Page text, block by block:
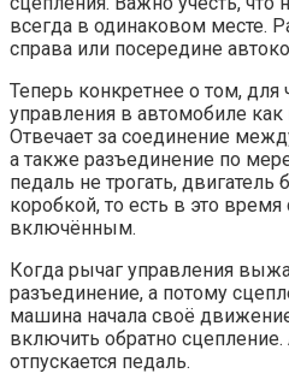
всегда в одинаковом месте.
справа или посередине
Теперь конкретнее о том, для
управления в автомобиле как
Отвечает за соединение
а также разъединение по
педаль не трогать, двигатель
коробкой, то есть в это время
включённым.
Когда рычаг управления
разъединение, а потому
машина начала своё
включить обратно сцепление.
отпускается педаль.